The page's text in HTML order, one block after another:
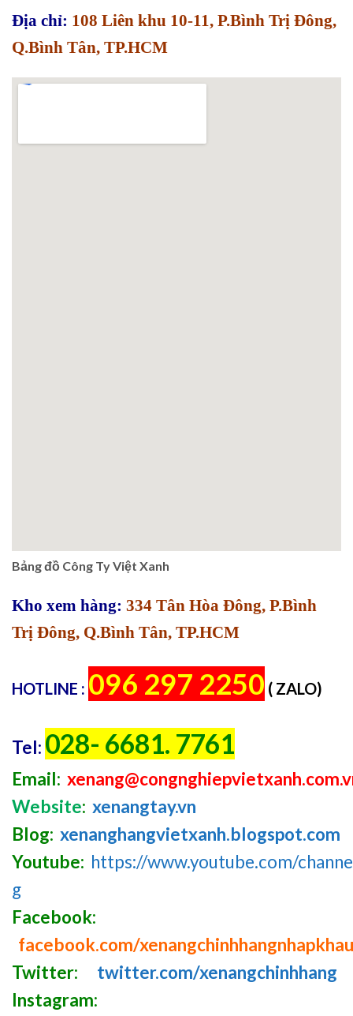
Địa chỉ: 108 Liên khu 10-11, P.Bình Trị Đông,
Q.Bình Tân, TP.HCM
Bảng đồ Công Ty Việt Xanh
Kho xem hàng: 334 Tân Hòa Đông, P.Bình
Trị Đông, Q.Bình Tân, TP.HCM
HOTLINE : 096 297 2250 ( ZALO)
Tel: 028- 6681. 7761
Email:
Website: xenangtay.vn
Blog: xenanghangvietxanh.blogspot.com
Youtube: https://www.youtube.com/
g
Facebook:
facebook.com/xenangchinhhangnhapkhau
Twitter:
twitter.com/xenangchinhhang
Instagram: